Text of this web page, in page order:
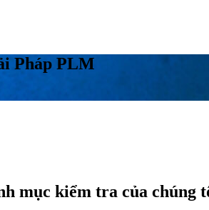
Pháp PLM
mục kiểm tra của chúng